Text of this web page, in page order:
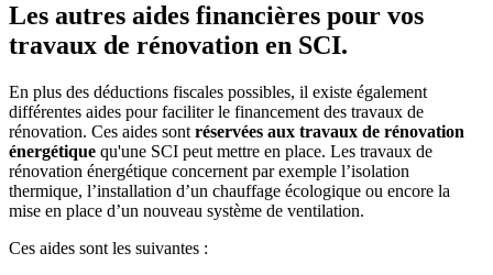
Les autres aides financières pour vos
travaux de rénovation en SCI.
En plus des déductions fiscales possibles, il existe également
différentes aides pour faciliter le financement des travaux de
rénovation. Ces aides sont réservées aux travaux de rénovation
énergétique qu'une SCI peut mettre en place. Les travaux de
rénovation énergétique concernent par exemple l’isolation
thermique, l’installation d’un chauffage écologique ou encore la
mise en place d’un nouveau système de ventilation.
Ces aides sont les suivantes :